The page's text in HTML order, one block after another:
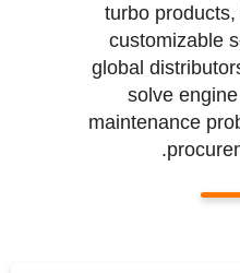
turbo
customizable
global
solve
maintenance